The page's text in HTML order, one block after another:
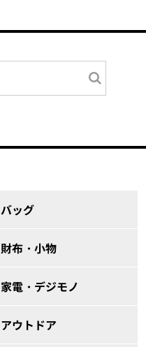
バッグ
財布・小物
家電・デジモノ
アウトドア